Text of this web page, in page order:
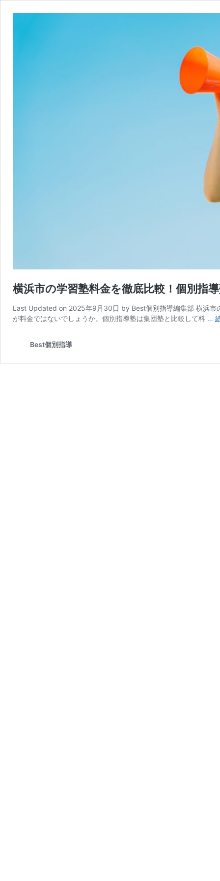
横浜市の学習塾料金を徹底比較！個別指
Last Updated on 2025年9月30日 by Best個別指導編集部 横浜市
が料金ではないでしょうか。個別指導塾は集団塾と比較して料 …
Best個別指導